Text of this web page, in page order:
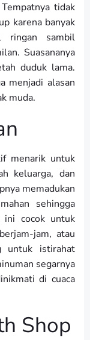
tidak
karena banyak
ringan sambil
Suasananya
duduk lama.
menjadi alasan
muda.
menarik untuk
keluarga, dan
memadukan
sehingga
ini cocok untuk
jam, atau
untuk istirahat
segarnya
di cuaca
Shop